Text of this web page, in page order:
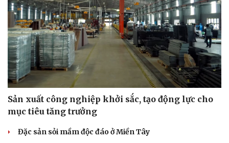
Văn hóa
Sân khấu - Điện ảnh
Văn học
Âm nhạc
Di sản
Giải trí
Nghệ sĩ
Thời trang
Sao Việt
Sản xuất công nghiệp khởi sắc, tạo động lực cho
mục tiêu tăng trưởng
Đặc sản sỏi mầm độc đáo ở Miền Tây